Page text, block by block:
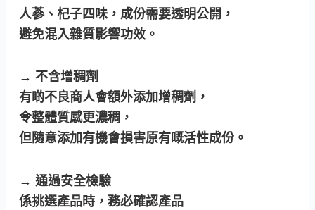
人蔘、杞子四味，成份需要透明公開，
避免混入雜質影響功效。
→ 不含增稠劑
有啲不良商人會額外添加增稠劑，
令整體質感更濃稠，
但隨意添加有機會損害原有嘅活性成份。
→ 通過安全檢驗
係挑選產品時，務必確認產品